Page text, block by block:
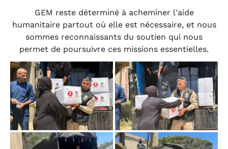
GEM reste déterminé à acheminer l'aide
humanitaire partout où elle est nécessaire, et nous
sommes reconnaissants du soutien qui nous
permet de poursuivre ces missions essentielles.